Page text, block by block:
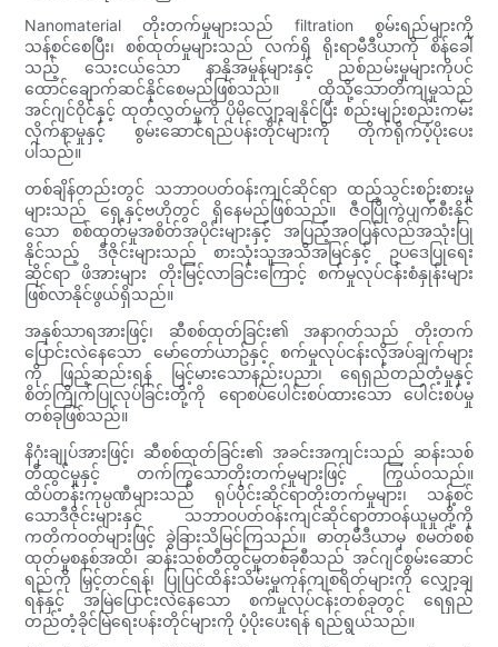
Nanomaterial တိုးတက်မှုများသည် filtration စွမ်းရည်များကို
သန့်စင်စေပြီး၊ စစ်ထုတ်မှုများသည် လက်ရှိ ရိုးရာမီဒီယာကို စိန်ခေါ်
သည့် သေးငယ်သော နာနိုအမှုန်များနှင့် ညစ်ညမ်းမှုများကိုပင်
ထောင်ချောက်ဆင်နိုင်စေမည်ဖြစ်သည်။ ထိုသို့သောတိကျမှုသည်
အင်ဂျင်ဝိုင်နှင့် ထုတ်လွှတ်မှုကို ပိုမိုလျှော့ချနိုင်ပြီး စည်းမျဉ်းစည်းကမ်း
လိုက်နာမှုနှင့် စွမ်းဆောင်ရည်ပန်းတိုင်များကို တိုက်ရိုက်ပံ့ပိုးပေး
ပါသည်။
တစ်ချိန်တည်းတွင် သဘာဝပတ်ဝန်းကျင်ဆိုင်ရာ ထည့်သွင်းစဉ်းစားမှု
များသည် ရှေ့နှင့်ဗဟိုတွင် ရှိနေမည်ဖြစ်သည်။ ဇီဝပြိုကွဲပျက်စီးနိုင်
သော စစ်ထုတ်မှုအစိတ်အပိုင်းများနှင့် အပြည့်အဝပြန်လည်အသုံးပြု
နိုင်သည့် ဒီဇိုင်းများသည် စားသုံးသူအသိအမြင်နှင့် ဥပဒေပြုရေး
ဆိုင်ရာ ဖိအားများ တိုးမြင့်လာခြင်းကြောင့် စက်မှုလုပ်ငန်းစံနှုန်းများ
ဖြစ်လာနိုင်ဖွယ်ရှိသည်။
အနှစ်သာရအားဖြင့်၊ ဆီစစ်ထုတ်ခြင်း၏ အနာဂတ်သည် တိုးတက်
ပြောင်းလဲနေသော မော်တော်ယာဥ်နှင့် စက်မှုလုပ်ငန်းလိုအပ်ချက်များ
ကို ဖြည့်ဆည်းရန် မြင့်မားသောနည်းပညာ၊ ရေရှည်တည်တံ့မှုနှင့်
စိတ်ကြိုက်ပြုလုပ်ခြင်းတို့ကို ရောစပ်ပေါင်းစပ်ထားသော ပေါင်းစပ်မှု
တစ်ခုဖြစ်သည်။
နိဂုံးချုပ်အားဖြင့်၊ ဆီစစ်ထုတ်ခြင်း၏ အခင်းအကျင်းသည် ဆန်းသစ်
တီထွင်မှုနှင့် တက်ကြွသောတိုးတက်မှုများဖြင့် ကြွယ်ဝသည်။
ထိပ်တန်းကုမ္ပဏီများသည် ရုပ်ပိုင်းဆိုင်ရာတိုးတက်မှုများ၊ သန့်စင်
သောဒီဇိုင်းများနှင့် သဘာဝပတ်ဝန်းကျင်ဆိုင်ရာတာဝန်ယူမှုတို့ကို
ကတိကဝတ်များဖြင့် ခွဲခြားသိမြင်ကြသည်။ ဓာတုမီဒီယာမှ စမတ်စစ်
ထုတ်မှုစနစ်အထိ၊ ဆန်းသစ်တီထွင်မှုတစ်ခုစီသည် အင်ဂျင်စွမ်းဆောင်
ရည်ကို မြှင့်တင်ရန်၊ ပြုပြင်ထိန်းသိမ်းမှုကုန်ကျစရိတ်များကို လျှော့ချ
ရန်နှင့် အမြဲပြောင်းလဲနေသော စက်မှုလုပ်ငန်းတစ်ခုတွင် ရေရှည်
တည်တံ့ခိုင်မြဲရေးပန်းတိုင်များကို ပံ့ပိုးပေးရန် ရည်ရွယ်သည်။